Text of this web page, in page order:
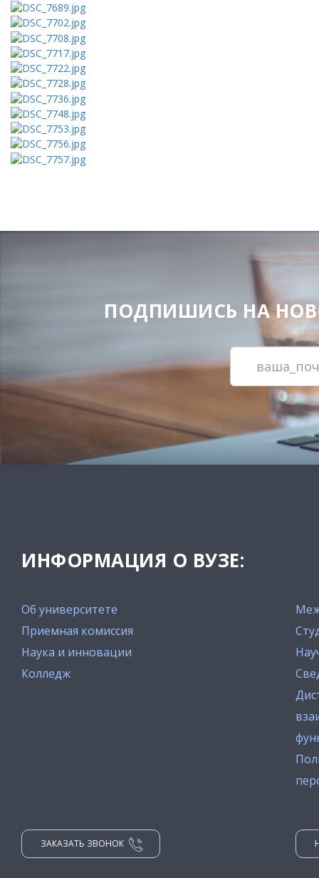
ПОДПИШИСЬ НА
ИНФОРМАЦИЯ О ВУЗЕ:
Об университете
Приемная комиссия
Наука и инновации
Колледж
ЗАКАЗАТЬ ЗВОНОК